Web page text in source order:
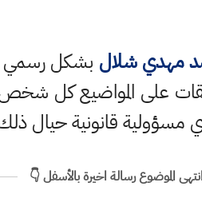
مهدي شلال بشكل رسمي
على المواضيع كل
مسؤولية قانونية حيال
الموضوع رسالة اخيرة بالأسفل 👇